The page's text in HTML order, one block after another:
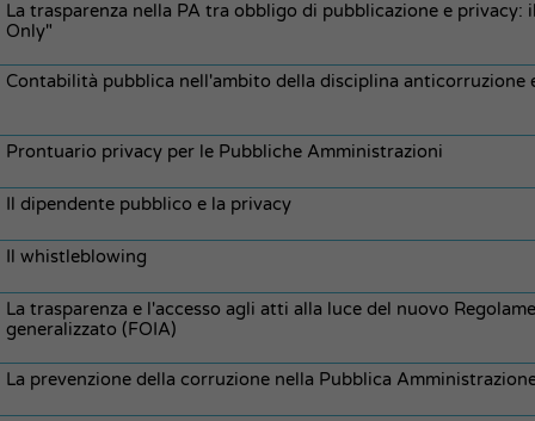
La trasparenza nella PA tra obbligo di pubblicazione e
Only"
Contabilità pubblica nell'ambito della disciplina anticorruzione
Prontuario privacy per le Pubbliche Amministrazioni
Il dipendente pubblico e la privacy
Il whistleblowing
La trasparenza e l'accesso agli atti alla luce del nuovo
generalizzato (FOIA)
La prevenzione della corruzione nella Pubblica